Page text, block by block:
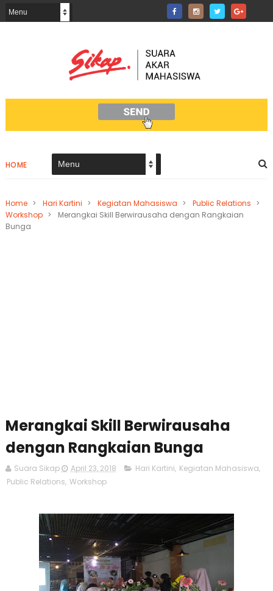
HOME
Home > Hari Kartini > Kegiatan Mahasiswa > Public Relations >
Workshop >
Merangkai Skill Berwirausaha dengan Rangkaian
Bunga
Merangkai Skill Berwirausaha
dengan Rangkaian Bunga
Suara Sikap April 23, 2018 Hari Kartini, Kegiatan Mahasiswa,
Public Relations, Workshop